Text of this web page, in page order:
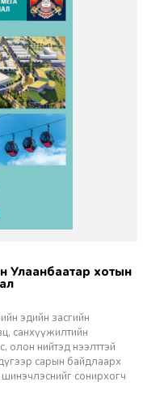
эдийн засгийн
санхүүжилтийн
олон нийтэд нээлттэй
сарын байдлаарх
сонирхогч